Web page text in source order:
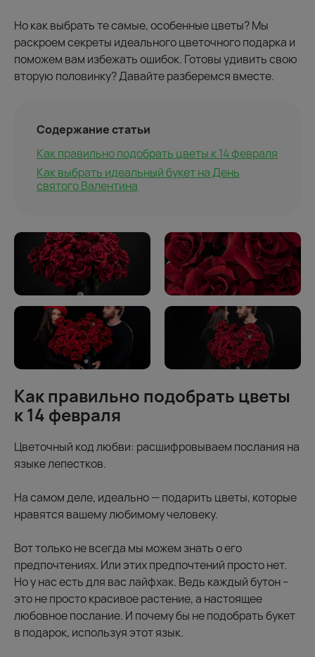
Но как выбрать те самые, особенные цветы? Мы
раскроем секреты идеального цветочного подарка и
поможем вам избежать ошибок. Готовы удивить свою
вторую половинку? Давайте разберемся вместе.
Содержание статьи
Как правильно подобрать цветы к 14 февраля
Как выбрать идеальный букет на День
святого Валентина
Как правильно подобрать цветы
к 14 февраля
Цветочный код любви: расшифровываем послания на
языке лепестков.
На самом деле, идеально — подарить цветы, которые
нравятся вашему любимому человеку.
Вот только не всегда мы можем знать о его
предпочтениях. Или этих предпочтений просто нет.
Но у нас есть для вас лайфхак. Ведь каждый бутон –
это не просто красивое растение, а настоящее
любовное послание. И почему бы не подобрать букет
в подарок, используя этот язык.